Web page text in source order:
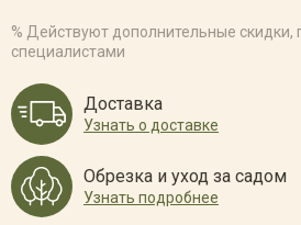
% Действуют дополнительные
специалистами
Доставка
Узнать о доставке
Обрезка и уход за садом
Узнать подробнее